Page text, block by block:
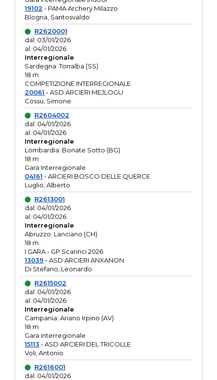
19102 - PAMA Archery Milazzo
Blogna, Santosvaldo
R2620001
dal: 03/01/2026
al: 04/01/2026
Interregionale
Sardegna: Torralba (SS)
18 m
COMPETIZIONE INTERREGIONALE
20061 - ASD ARCIERI MEJLOGU
Cossu, Simone
R2604002
dal: 04/01/2026
al: 04/01/2026
Interregionale
Lombardia: Bonate Sotto (BG)
18 m
Gara Interregionale
04161 - ARCIERI BOSCO DELLE QUERCE
Luglio, Alberto
R2613001
dal: 04/01/2026
al: 04/01/2026
Interregionale
Abruzzo: Lanciano (CH)
18 m
I GARA - GP Scarinci 2026
13039 - ASD ARCIERI ANXANON
Di Stefano, Leonardo
R2615002
dal: 04/01/2026
al: 04/01/2026
Interregionale
Campania: Ariano Irpino (AV)
18 m
Gara interregionale
15113- ASD ARCIERI DEL TRICOLLE
Voli, Antonio
R2616001
dal: 04/01/2026